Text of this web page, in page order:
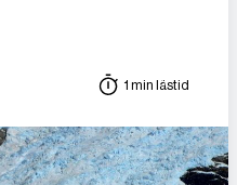
1 min lästid